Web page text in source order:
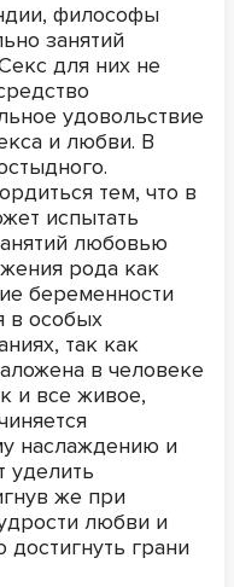
философы
занятий
для них не
удовольствие
и любви. В
тем, что в
испытать
любовью
рода как
беременности
в особых
так как
в человеке
и все живое,
наслаждению и
уделить
же при
любви и
грани